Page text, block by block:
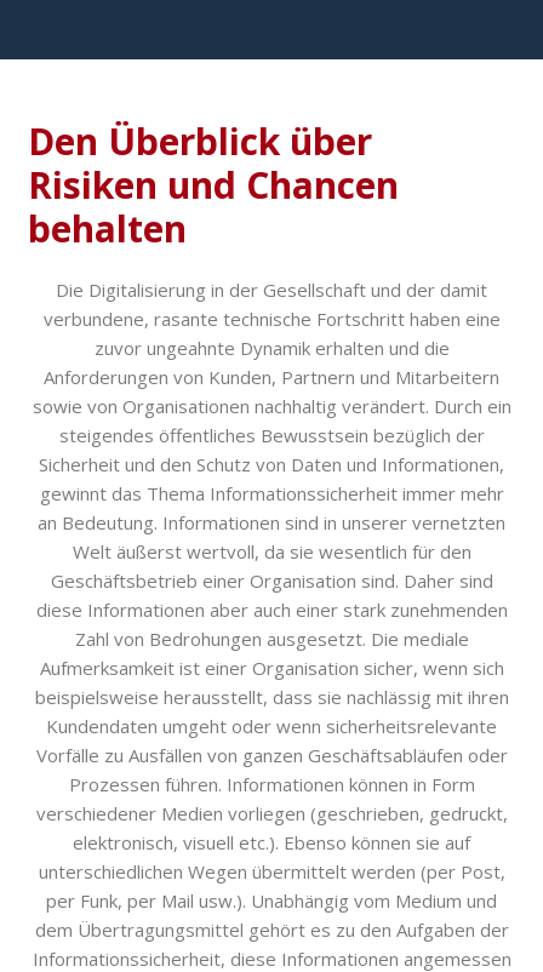
Den Überblick über
Risiken und Chancen
behalten
Die Digitalisierung in der Gesellschaft und der damit
verbundene, rasante technische Fortschritt haben eine
zuvor ungeahnte Dynamik erhalten und die
Anforderungen von Kunden, Partnern und Mitarbeitern
sowie von Organisationen nachhaltig verändert. Durch ein
steigendes öffentliches Bewusstsein bezüglich der
Sicherheit und den Schutz von Daten und Informationen,
gewinnt das Thema Informationssicherheit immer mehr
an Bedeutung. Informationen sind in unserer vernetzten
Welt äußerst wertvoll, da sie wesentlich für den
Geschäftsbetrieb einer Organisation sind. Daher sind
diese Informationen aber auch einer stark zunehmenden
Zahl von Bedrohungen ausgesetzt. Die mediale
Aufmerksamkeit ist einer Organisation sicher, wenn sich
beispielsweise herausstellt, dass sie nachlässig mit ihren
Kundendaten umgeht oder wenn sicherheitsrelevante
Vorfälle zu Ausfällen von ganzen Geschäftsabläufen oder
Prozessen führen. Informationen können in Form
verschiedener Medien vorliegen (geschrieben, gedruckt,
elektronisch, visuell etc.). Ebenso können sie auf
unterschiedlichen Wegen übermittelt werden (per Post,
per Funk, per Mail usw.). Unabhängig vom Medium und
dem Übertragungsmittel gehört es zu den Aufgaben der
Informationssicherheit, diese Informationen angemessen